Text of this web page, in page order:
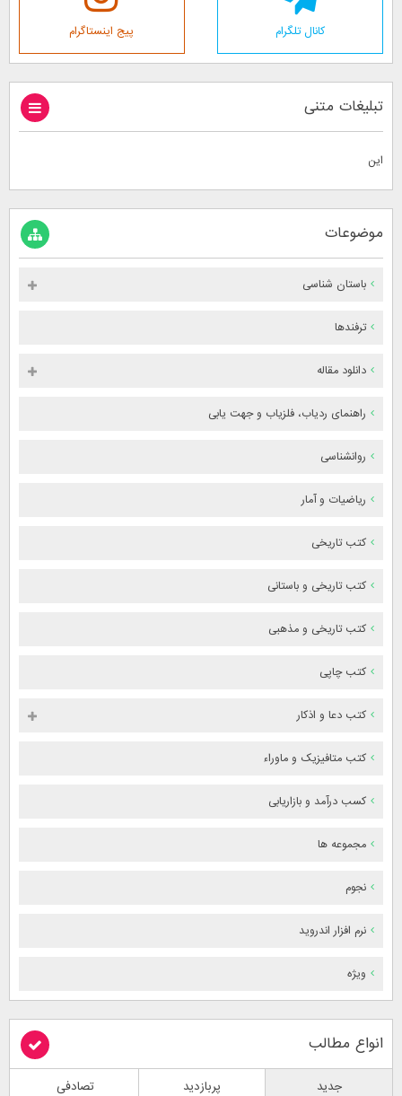
کانال تلگرام پیج اینستاگرام
تبلیغات متنی
این
موضوعات
باستان شناسی
ترفندها
دانلود مقاله
راهنمای ردیاب، فلزیاب و جهت یابی
روانشناسی
ریاضیات و آمار
کتب تاریخی
کتب تاریخی و باستانی
کتب تاریخی و مذهبی
کتب چاپی
کتب دعا و اذکار
کتب متافیزیک و ماوراء
کسب درآمد و بازاریابی
مجموعه ها
نجوم
نرم افزار اندروید
ویژه
انواع مطالب
جدید پربازدید تصادفی